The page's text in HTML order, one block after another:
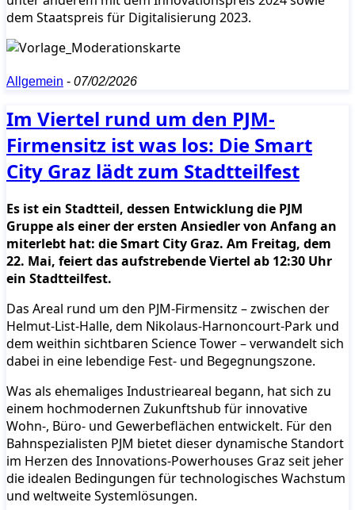
dem Staatspreis für Digitalisierung 2023.
Allgemein - 07/02/2026
Im Viertel rund um den PJM-
Firmensitz ist was los: Die Smart
City Graz lädt zum Stadtteilfest
Es ist ein Stadtteil, dessen Entwicklung die PJM
Gruppe als einer der ersten Ansiedler von Anfang an
miterlebt hat: die Smart City Graz. Am Freitag, dem
22. Mai, feiert das aufstrebende Viertel ab 12:30 Uhr
ein Stadtteilfest.
Das Areal rund um den PJM-Firmensitz – zwischen der
Helmut-List-Halle, dem Nikolaus-Harnoncourt-Park und
dem weithin sichtbaren Science Tower – verwandelt sich
dabei in eine lebendige Fest- und Begegnungszone.
Was als ehemaliges Industrieareal begann, hat sich zu
einem hochmodernen Zukunftshub für innovative
Wohn-, Büro- und Gewerbeflächen entwickelt. Für den
Bahnspezialisten PJM bietet dieser dynamische Standort
im Herzen des Innovations-Powerhouses Graz seit jeher
die idealen Bedingungen für technologisches Wachstum
und weltweite Systemlösungen.